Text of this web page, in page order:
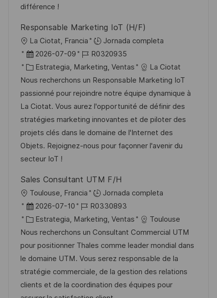
u
l
i
c
a
c
i
ó
n
í
différence !
Responsable Marketing IoT (H/F)
U
b
c
a
c
i
ó
n
La Ciotat, Francia
Jornada completa
F
e
c
h
a
d
e
p
u
l
i
c
a
c
i
ó
n
2026-07-09
I
D
d
e
e
m
p
l
R0320935
C
a
t
e
g
o
r
í
Estrategia, Marketing, Ventas
La Ciotat
Nous recherchons un Responsable Marketing IoT
passionné pour rejoindre notre équipe dynamique à
La Ciotat. Vous aurez l'opportunité de définir des
stratégies marketing innovantes et de piloter des
projets clés dans le domaine de l'Internet des
Objets. Rejoignez-nous pour façonner l'avenir du
secteur IoT !
Sales Consultant UTM F/H
U
b
c
a
c
i
ó
Toulouse, Francia
Jornada completa
F
e
c
h
a
d
e
2026-07-10
I
D
d
e
e
m
p
R0330893
C
a
t
e
g
o
Estrategia, Marketing, Ventas
Toulouse
Nous recherchons un Consultant Commercial UTM
pour positionner Thales comme leader mondial dans
le domaine UTM. Vous serez responsable de la
stratégie commerciale, de la gestion des relations
clients et de la coordination des équipes pour